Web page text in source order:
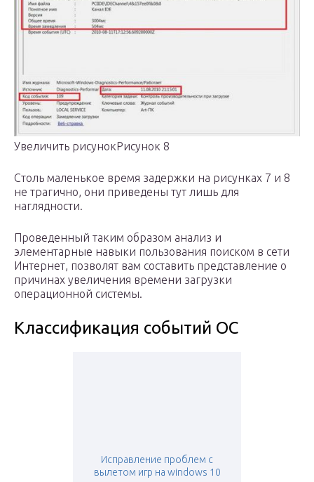
Увеличить рисунокРисунок 8
Столь маленькое время задержки на рисунках 7 и 8
не трагично, они приведены тут лишь для
наглядности.
Проведенный таким образом анализ и
элементарные навыки пользования поиском в сети
Интернет, позволят вам составить представление о
причинах увеличения времени загрузки
операционной системы.
Классификация событий ОС
Исправление проблем с
вылетом игр на windows 10